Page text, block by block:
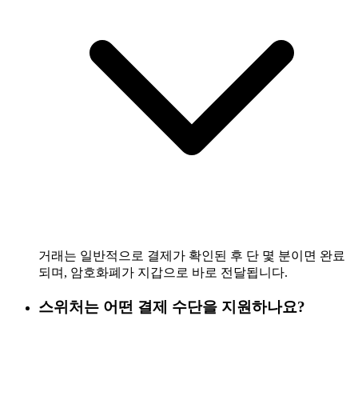
거래는 일반적으로 결제가 확인된 후 단 몇 분이면 완료
되며, 암호화폐가 지갑으로 바로 전달됩니다.
스위처는 어떤 결제 수단을 지원하나요?